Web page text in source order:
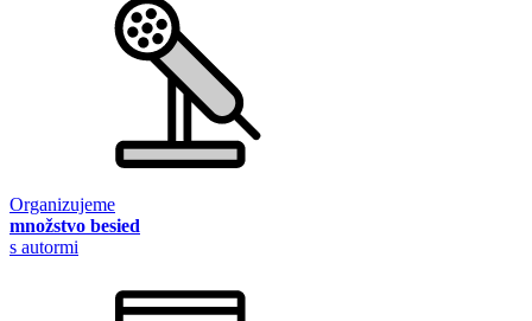
Organizujeme
množstvo besied
s autormi